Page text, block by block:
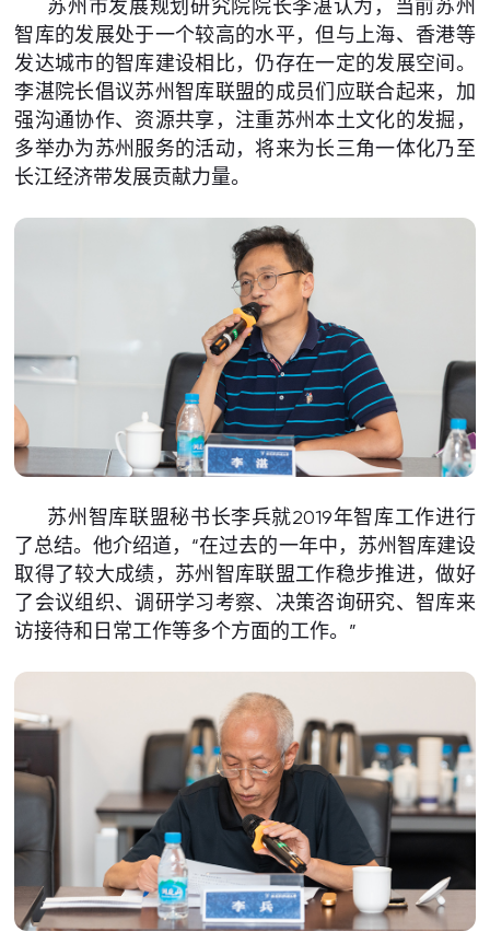
苏州市发展规划研究院院长李湛认为，当前苏州
智库的发展处于一个较高的水平，但与上海、香港等
发达城市的智库建设相比，仍存在一定的发展空间。
李湛院长倡议苏州智库联盟的成员们应联合起来，加
强沟通协作、资源共享，注重苏州本土文化的发掘，
多举办为苏州服务的活动，将来为长三角一体化乃至
长江经济带发展贡献力量。
苏州智库联盟秘书长李兵就2019年智库工作进行
了总结。他介绍道，“在过去的一年中，苏州智库建设
取得了较大成绩，苏州智库联盟工作稳步推进，做好
了会议组织、调研学习考察、决策咨询研究、智库来
访接待和日常工作等多个方面的工作。”